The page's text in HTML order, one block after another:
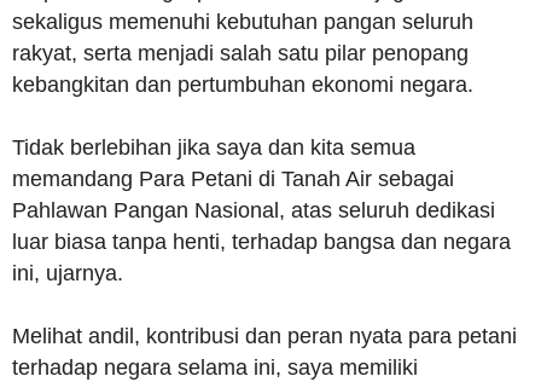
sekaligus memenuhi kebutuhan pangan seluruh
rakyat, serta menjadi salah satu pilar penopang
kebangkitan dan pertumbuhan ekonomi negara.
Tidak berlebihan jika saya dan kita semua
memandang Para Petani di Tanah Air sebagai
Pahlawan Pangan Nasional, atas seluruh dedikasi
luar biasa tanpa henti, terhadap bangsa dan negara
ini, ujarnya.
Melihat andil, kontribusi dan peran nyata para petani
terhadap negara selama ini, saya memiliki